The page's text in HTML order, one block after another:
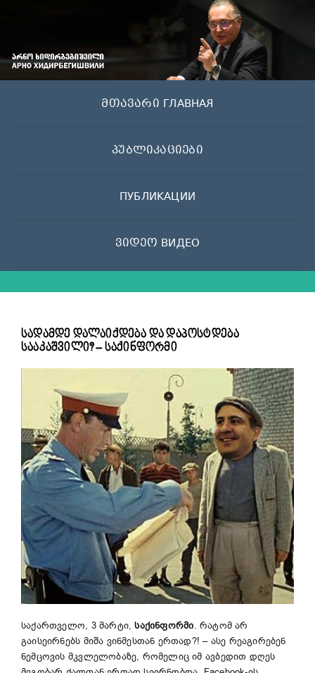
მთავარი ГЛАВНАЯ
პუბლიკაციები
ПУБЛИКАЦИИ
ვიდეო ВИДЕО
სადამდე დალაიქდება და დაპოსტდება
სააკაშვილი? – საქინფორმი
საქართველო, 3 მარტი,საქინფორმი. რატომ არ
გაისეირნებს მიშა ვინმესთან ერთად?! – ასე რეაგირებენ
ნემცოვის მკვლელობაზე, რომელიც იმ ავბედით დღეს